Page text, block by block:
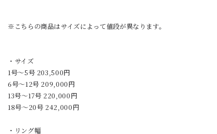
※こちらの商品はサイズによって値段が異なります。
・サイズ
1号〜5号 203,500円
6号〜12号 209,000円
13号〜17号 220,000円
18号〜20号 242,000円
・リング幅